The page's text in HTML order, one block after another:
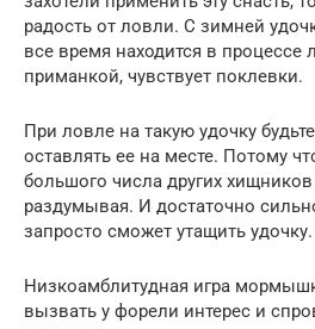
радость от ловли. С зимней
все время находится в процессе
приманкой, чувствует поклевки.
При ловле на такую удочку
оставлять ее на месте. Потому
большого числа других
раздумывая. И достаточно
запросто сможет утащить удочку.
Низкоамблитудная игра
вызвать у форели интерес и